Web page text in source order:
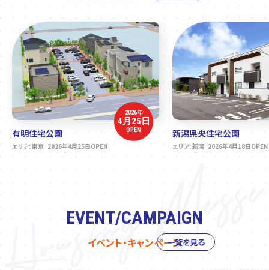
2026年
4月25日
OPEN
有明住宅公園
エリア：東京 2026年4月25日OPEN
新潟県央住宅公園
エリア：新潟 2026年4月18日OPEN
EVENT/CAMPAIGN
イベント・キャンペーン一覧を見る